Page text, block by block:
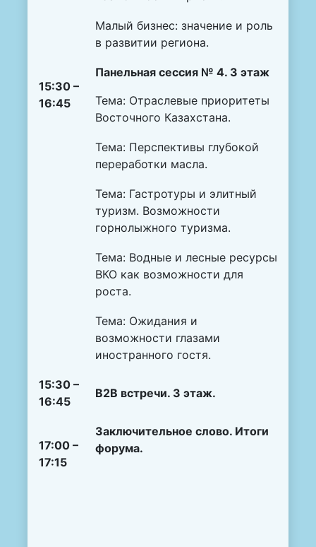
Малый бизнес: значение и роль
в развитии региона.
15:30 –
16:45
Панельная сессия № 4. 3 этаж
Тема: Отраслевые приоритеты
Восточного Казахстана.
Тема: Перспективы глубокой
переработки масла.
Тема: Гастротуры и элитный
туризм. Возможности
горнолыжного туризма.
Тема: Водные и лесные ресурсы
ВКО как возможности для
роста.
Тема: Ожидания и
возможности глазами
иностранного гостя.
15:30 –
16:45
B2B встречи. 3 этаж.
17:00 –
17:15
Заключительное слово. Итоги
форума.